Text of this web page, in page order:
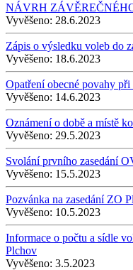
NÁVRH
Vyvěšeno: 28.6.2023
Zápis o výsledku voleb do
Vyvěšeno: 18.6.2023
Opatření obecné povahy
Vyvěšeno: 14.6.2023
Oznámení o době a místě
Vyvěšeno: 29.5.2023
Svolání prvního zasedání
Vyvěšeno: 15.5.2023
Pozvánka na zasedání ZO
Vyvěšeno: 10.5.2023
Informace o počtu a sídle
Plchov
Vyvěšeno: 3.5.2023